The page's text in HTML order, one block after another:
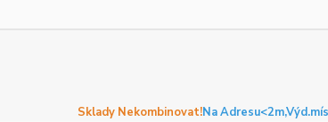
Sklady Nekombinovat!Na Adresu<2m,